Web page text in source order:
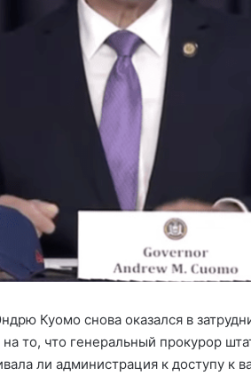
Куомо снова оказался в
то, что генеральный прокурор
ли администрация к доступу к